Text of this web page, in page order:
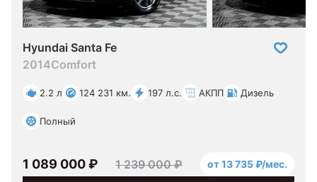
Hyundai Santa Fe
2014Comfort
2.2 л 124 231 км. 197 л.с. АКПП Дизель
Полный
1 089 000 ₽ 1 239 000 ₽ от 13 735 ₽/мес.